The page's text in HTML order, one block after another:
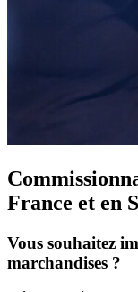
France et en
Vous souhaitez
marchandises ?